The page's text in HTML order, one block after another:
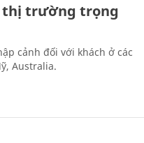
thị trường trọng
cảnh đối với khách ở các
Australia.